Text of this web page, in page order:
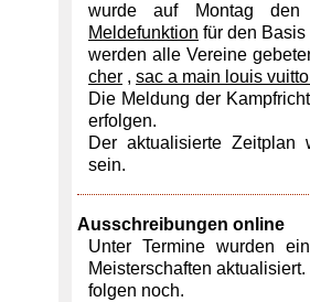
wurde auf Montag den
Meldefunktion für den
werden alle Vereine
cher , sac a main louis
Die Meldung der
erfolgen.
Der aktualisierte Zeitplan
sein.
Ausschreibungen online
Unter Termine wurden
Meisterschaften
folgen noch.